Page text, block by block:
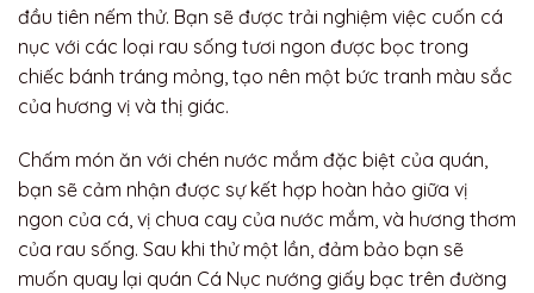
đầu tiên nếm thử. Bạn sẽ được trải nghiệm việc cuốn cá
nục với các loại rau sống tươi ngon được bọc trong
chiếc bánh tráng mỏng, tạo nên một bức tranh màu sắc
của hương vị và thị giác.
Chấm món ăn với chén nước mắm đặc biệt của quán,
bạn sẽ cảm nhận được sự kết hợp hoàn hảo giữa vị
ngon của cá, vị chua cay của nước mắm, và hương thơm
của rau sống. Sau khi thử một lần, đảm bảo bạn sẽ
muốn quay lại quán Cá Nục nướng giấy bạc trên đường